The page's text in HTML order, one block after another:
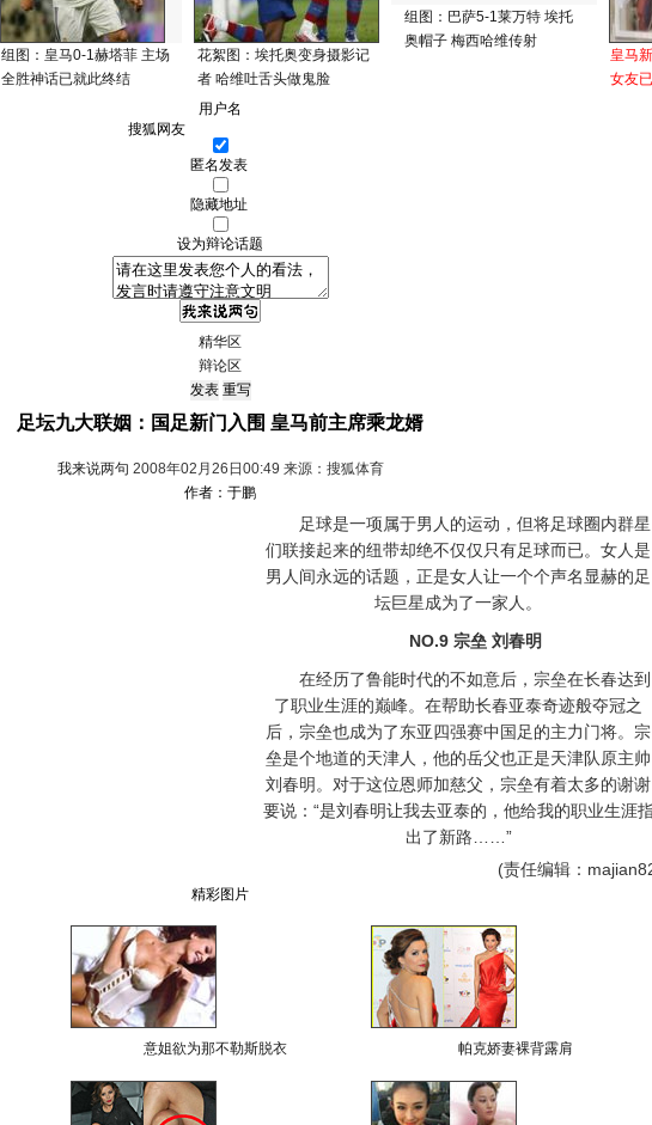
组图：皇马0-1赫塔菲 主场
全胜神话已就此终结
花絮图：埃托奥变身摄影记
者 哈维吐舌头做鬼脸
组图：巴萨5-1莱万特 埃托
奥帽子 梅西哈维传射
皇马
女友
用户名
匿名发表
隐藏地址
设为辩论话题
精华区
辩论区
足坛九大联姻：国足新门入围 皇马前主席乘龙婿
我来说两句 2008年02月26日00:49 来源：搜狐体育
作者：于鹏
足球是一项属于男人的运动，但将足球圈内群星
们联接起来的纽带却绝不仅仅只有足球而已。女人是
男人间永远的话题，正是女人让一个个声名显赫的足
坛巨星成为了一家人。
NO.9 宗垒 刘春明
在经历了鲁能时代的不如意后，宗垒在长春达到
了职业生涯的巅峰。在帮助长春亚泰奇迹般夺冠之
后，宗垒也成为了东亚四强赛中国足的主力门将。宗
垒是个地道的天津人，他的岳父也正是天津队原主帅
刘春明。对于这位恩师加慈父，宗垒有着太多的谢谢
要说：“是刘春明让我去亚泰的，他给我的职业生涯
出了新路……”
(责任编辑：
精彩图片
意姐欲为那不勒斯脱衣 帕克娇妻裸背露肩